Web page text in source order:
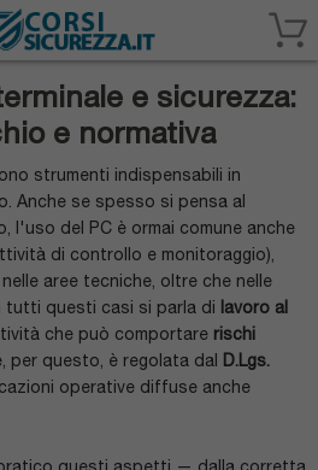
e sicurezza:
e normativa
strumenti indispensabili in
Anche se spesso si pensa al
l'uso del PC è ormai comune anche
di controllo e monitoraggio),
aree tecniche, oltre che nelle
questi casi si parla di lavoro al
che può comportare rischi
per questo, è regolata dal
D.Lgs.
operative diffuse anche